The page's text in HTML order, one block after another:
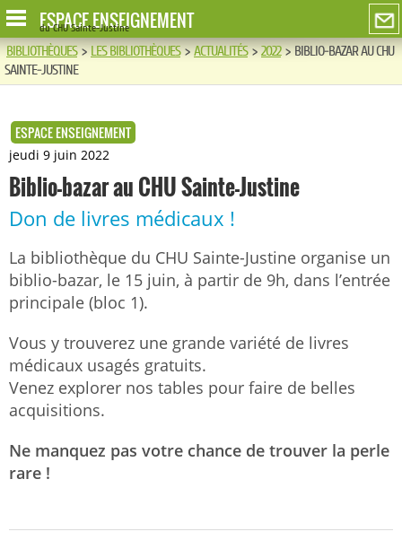
ESPACE ENSEIGNEMENT
du CHU Sainte-Justine
BIBLIOTHÈQUES>LES BIBLIOTHÈQUES>ACTUALITÉS>2022>BIBLIO-BAZAR AU CHU
SAINTE-JUSTINE
ESPACE ENSEIGNEMENT
jeudi 9 juin 2022
Biblio-bazar au CHU Sainte-Justine
Don de livres médicaux !
La bibliothèque du CHU Sainte-Justine organise un
biblio-bazar, le 15 juin, à partir de 9h, dans l’entrée
principale (bloc 1).
Vous y trouverez une grande variété de livres
médicaux usagés gratuits.
Venez explorer nos tables pour faire de belles
acquisitions.
Ne manquez pas votre chance de trouver la perle
rare !